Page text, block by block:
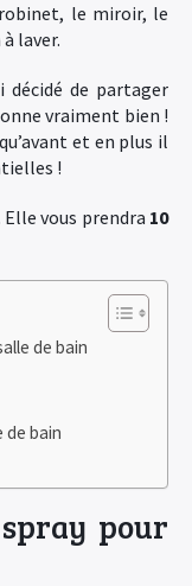
le miroir, le
laver.
décidé de partager
vraiment bien !
et en plus il
!
Elle vous prendra 10
de bain
de bain
pour